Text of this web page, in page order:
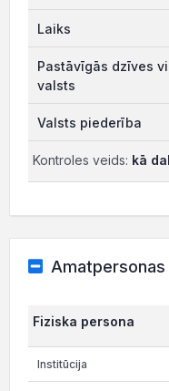
Kontroles veids: kā
Amatpersonas
Fiziska persona